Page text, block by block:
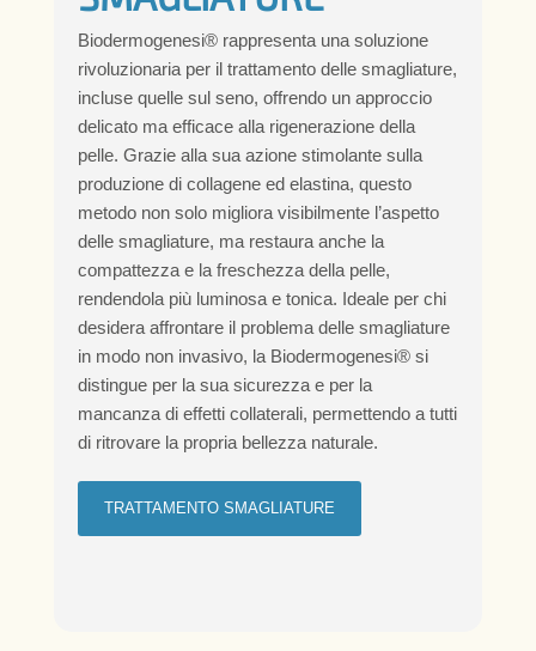
Biodermogenesi® rappresenta una soluzione
rivoluzionaria per il trattamento delle smagliature,
incluse quelle sul seno, offrendo un approccio
delicato ma efficace alla rigenerazione della
pelle. Grazie alla sua azione stimolante sulla
produzione di collagene ed elastina, questo
metodo non solo migliora visibilmente l’aspetto
delle smagliature, ma restaura anche la
compattezza e la freschezza della pelle,
rendendola più luminosa e tonica. Ideale per chi
desidera affrontare il problema delle smagliature
in modo non invasivo, la Biodermogenesi® si
distingue per la sua sicurezza e per la
mancanza di effetti collaterali, permettendo a tutti
di ritrovare la propria bellezza naturale.
TRATTAMENTO SMAGLIATURE